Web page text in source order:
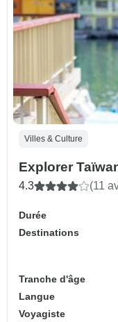
Villes & Culture
Explorer
4.3 (11
Durée
Destinations
Tranche d'âge
Langue
Voyagiste